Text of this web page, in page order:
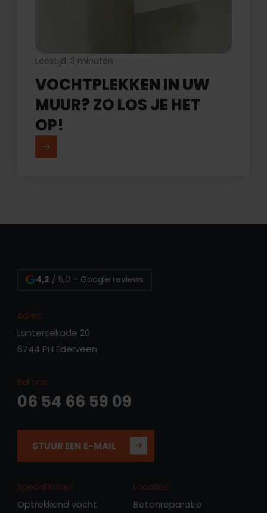
Leestijd: 3 minuten
VOCHTPLEKKEN IN UW
MUUR? ZO LOS JE HET
OP!
MEER LEZEN
4,2 / 5,0 – Google reviews
Adres:
Luntersekade 20
6744 PH Ederveen
Bel ons:
06 54 66 59 09
STUUR EEN E-MAIL
Specialisaties
Optrekkend vocht
Locaties:
Betonreparatie